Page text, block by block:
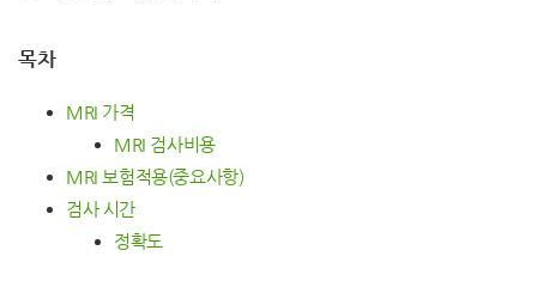
목차
MRI 가격
MRI 검사비용
MRI 보험적용(중요사항)
검사 시간
정확도